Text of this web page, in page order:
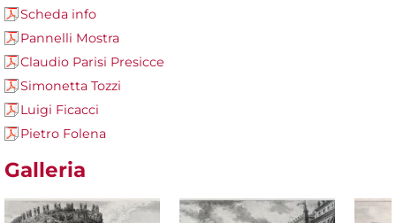
Scheda info
Pannelli Mostra
Claudio Parisi Presicce
Simonetta Tozzi
Luigi Ficacci
Pietro Folena
Galleria